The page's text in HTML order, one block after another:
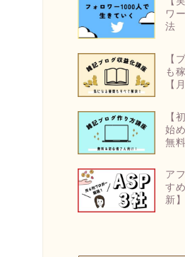
ワ
法
【
も
【
【
始
無
ア
す
新】